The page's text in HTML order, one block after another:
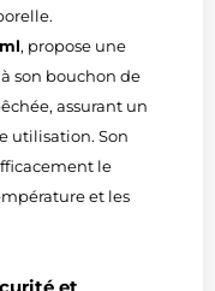
, propose une
son bouchon de
assurant un
utilisation. Son
le
et les
et